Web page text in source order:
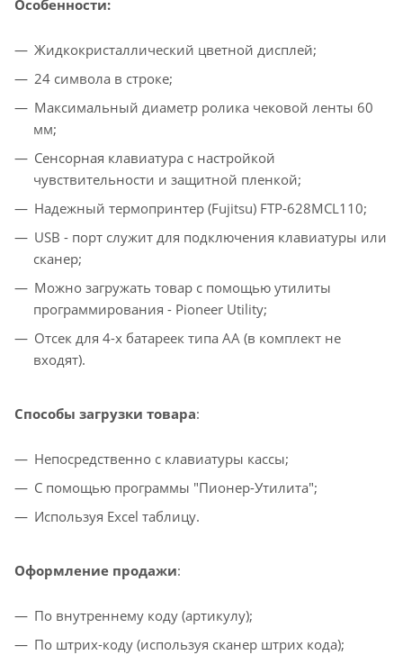
Особенности:
Жидкокристаллический цветной дисплей;
24 символа в строке;
Максимальный диаметр ролика чековой ленты 60
мм;
Сенсорная клавиатура с настройкой
чувствительности и защитной пленкой;
Надежный термопринтер (Fujitsu) FTP-628MCL110;
USB - порт служит для подключения клавиатуры или
сканер;
Можно загружать товар с помощью утилиты
программирования - Pioneer Utility;
Отсек для 4-х батареек типа АА (в комплект не
входят).
Способы загрузки товара:
Непосредственно с клавиатуры кассы;
С помощью программы "Пионер-Утилита";
Используя Excel таблицу.
Оформление продажи:
По внутреннему коду (артикулу);
По штрих-коду (используя сканер штрих кода);